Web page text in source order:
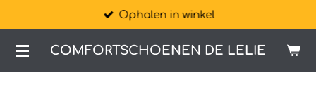
naar
de
COMFORTSCHOENEN DE LELIE
Ophalen in winkel